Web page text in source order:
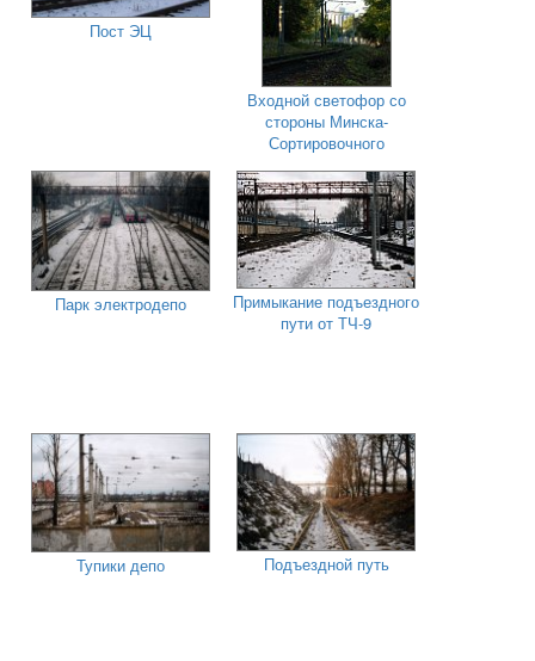
Пост ЭЦ
Входной светофор со
стороны Минска-
Сортировочного
Парк электродепо
Примыкание подъездного
пути от ТЧ-9
Тупики депо Подъездной путь